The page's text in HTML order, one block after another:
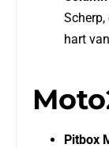
hart
Pitbox